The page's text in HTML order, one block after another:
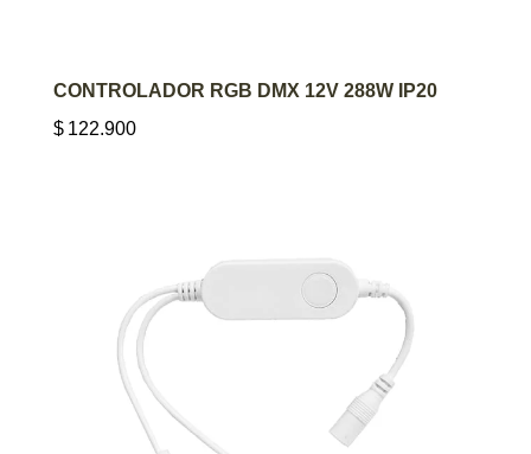
AGREGAR AL CARRITO
CONTROLADOR RGB DMX 12V 288W IP20
$ 122.900